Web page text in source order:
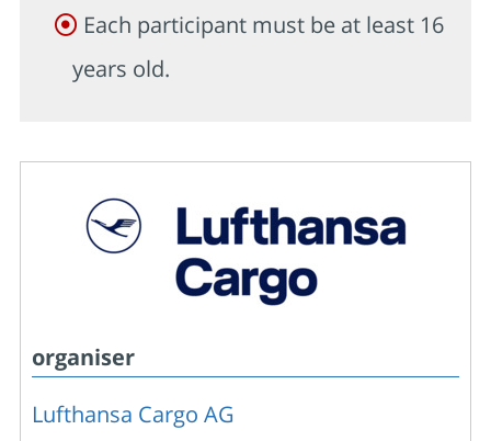
Each participant must be at least 16
years old.
organiser
Lufthansa Cargo AG